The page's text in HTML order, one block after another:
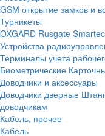
GSM открытие замков и
Турникеты
OXGARD Rusgate Smartec
Устройства
Терминалы учета
Биометрические
Доводчики и аксессуары
Доводчики дверные
доводчикам
Кабель, прочее
Кабель